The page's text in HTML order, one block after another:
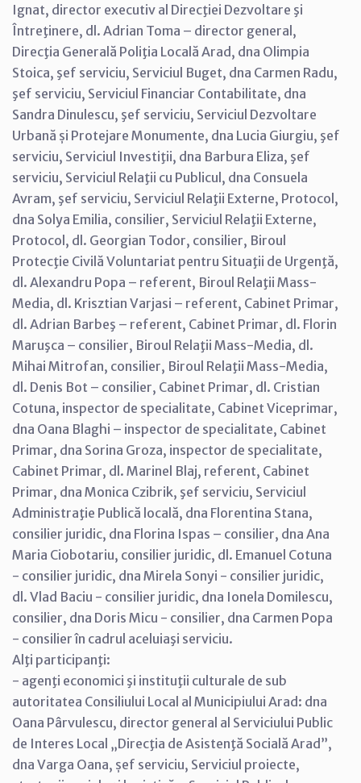
Ignat, director executiv al Direcţiei Dezvoltare şi
Întreţinere, dl. Adrian Toma – director general,
Direcţia Generală Poliţia Locală Arad, dna Olimpia
Stoica, şef serviciu, Serviciul Buget, dna Carmen Radu,
şef serviciu, Serviciul Financiar Contabilitate, dna
Sandra Dinulescu, şef serviciu, Serviciul Dezvoltare
Urbană și Protejare Monumente, dna Lucia Giurgiu, şef
serviciu, Serviciul Investiţii, dna Barbura Eliza, şef
serviciu, Serviciul Relaţii cu Publicul, dna Consuela
Avram, şef serviciu, Serviciul Relaţii Externe, Protocol,
dna Solya Emilia, consilier, Serviciul Relaţii Externe,
Protocol, dl. Georgian Todor, consilier, Biroul
Protecţie Civilă Voluntariat pentru Situaţii de Urgenţă,
dl. Alexandru Popa – referent, Biroul Relaţii Mass-
Media, dl. Krisztian Varjasi – referent, Cabinet Primar,
dl. Adrian Barbeş – referent, Cabinet Primar, dl. Florin
Maruşca – consilier, Biroul Relaţii Mass-Media, dl.
Mihai Mitrofan, consilier, Biroul Relaţii Mass-Media,
dl. Denis Bot – consilier, Cabinet Primar, dl. Cristian
Cotuna, inspector de specialitate, Cabinet Viceprimar,
dna Oana Blaghi – inspector de specialitate, Cabinet
Primar, dna Sorina Groza, inspector de specialitate,
Cabinet Primar, dl. Marinel Blaj, referent, Cabinet
Primar, dna Monica Czibrik, şef serviciu, Serviciul
Administraţie Publică locală, dna Florentina Stana,
consilier juridic, dna Florina Ispas – consilier, dna Ana
Maria Ciobotariu, consilier juridic, dl. Emanuel Cotuna
- consilier juridic, dna Mirela Sonyi - consilier juridic,
dl. Vlad Baciu - consilier juridic, dna Ionela Domilescu,
consilier, dna Doris Micu - consilier, dna Carmen Popa
- consilier în cadrul aceluiaşi serviciu.
Alţi participanţi:
- agenţi economici şi instituţii culturale de sub
autoritatea Consiliului Local al Municipiului Arad: dna
Oana Pârvulescu, director general al Serviciului Public
de Interes Local „Direcţia de Asistenţă Socială Arad”,
dna Varga Oana, șef serviciu, Serviciul proiecte,